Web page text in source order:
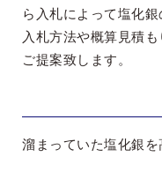
ら入札によって塩化銀
入札方法や概算見積
ご提案致します。
溜まっていた塩化銀を